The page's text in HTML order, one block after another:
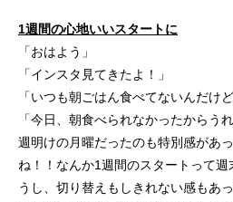
1週間の心地いいスタートに
「おはよう」
「インスタ見てきたよ！」
「いつも朝ごはん食べてないんだけど
「今日、朝食べられなかったからうれ
週明けの月曜だったのも特別感があ
ね！！なんか1週間のスタートって
うし、切り替えもしきれない感もあ